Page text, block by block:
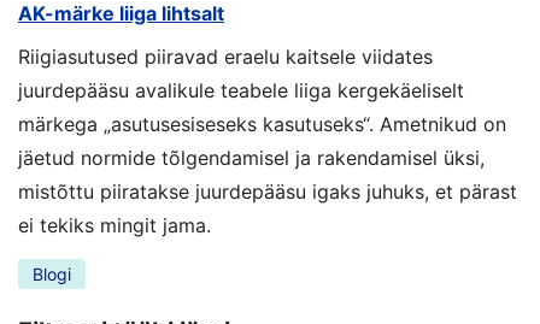
AK-märke liiga lihtsalt
Riigiasutused piiravad eraelu kaitsele viidates
juurdepääsu avalikule teabele liiga kergekäeliselt
märkega „asutusesiseseks kasutuseks“. Ametnikud on
jäetud normide tõlgendamisel ja rakendamisel üksi,
mistõttu piiratakse juurdepääsu igaks juhuks, et pärast
ei tekiks mingit jama.
Blogi